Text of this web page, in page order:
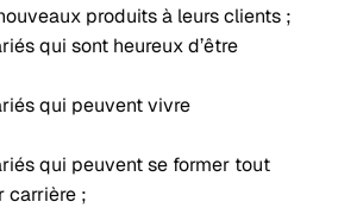
produits à leurs clients ;
qui sont heureux d’être
qui peuvent vivre
qui peuvent se former tout
carrière ;